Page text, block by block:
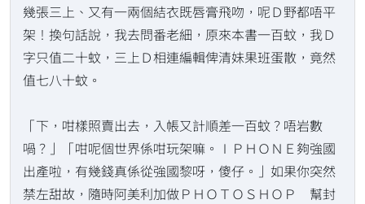
幾張三上、又有一兩個結衣既唇膏飛吻，呢Ｄ野都唔平
架！換句話說，我去問番老細，原來本書一百蚊，我Ｄ
字只值二十蚊，三上Ｄ相連編輯俾清妹果班蛋散，竟然
值七八十蚊。
「下，咁樣照賣出去，入帳又計順差一百蚊？唔岩數
喎？」「咁呢個世界係咁玩架嘛。ＩＰＨＯＮＥ夠強國
出產啦，有幾錢真係從強國黎呀，傻仔。」如果你突然
禁左甜故，隨時阿美利加做ＰＨＯＴＯＳＨＯＰ 幫封